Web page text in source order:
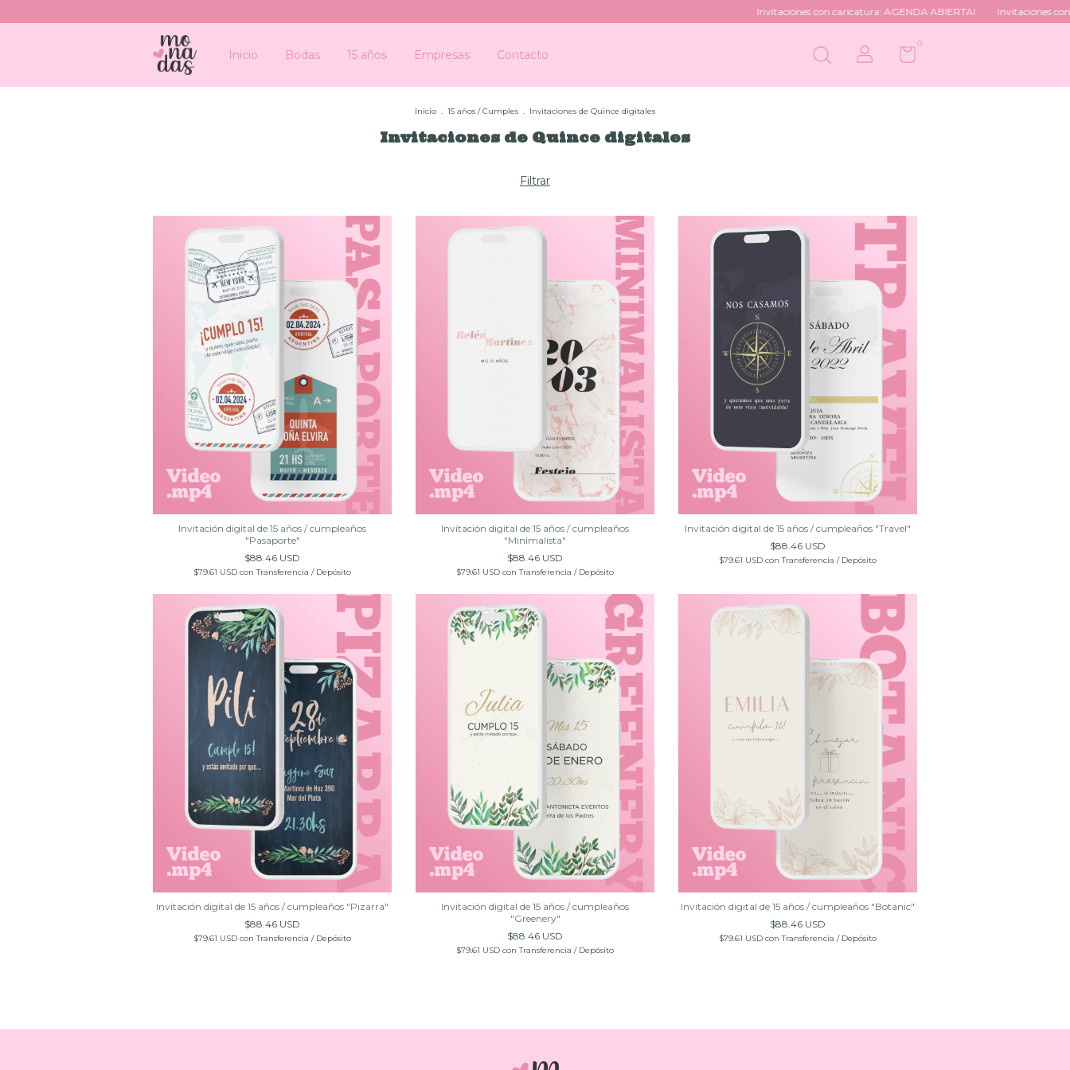
Invitaciones con caricatura: AGENDA ABIERTA! Invitaciones con
Inicio Bodas 15 años Empresas Contacto
0
Inicio . 15 años / Cumples . Invitaciones de Quince digitales
Invitaciones de Quince digitales
Filtrar
Invitación digital de 15 años / cumpleaños
"Pasaporte"
$88.46 USD
$79.61 USD con Transferencia / Depósito
Invitación digital de 15 años / cumpleaños
"Minimalista"
$88.46 USD
$79.61 USD con Transferencia / Depósito
Invitación digital de 15 años / cumpleaños "Travel"
$88.46 USD
$79.61 USD con Transferencia / Depósito
Invitación digital de 15 años / cumpleaños "Pizarra"
$88.46 USD
$79.61 USD con Transferencia / Depósito
Invitación digital de 15 años / cumpleaños
"Greenery"
$88.46 USD
$79.61 USD con Transferencia / Depósito
Invitación digital de 15 años / cumpleaños "Botanic"
$88.46 USD
$79.61 USD con Transferencia / Depósito